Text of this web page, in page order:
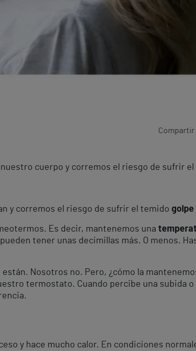
Compartir
cuerpo y corremos el riesgo de sufrir
y corremos el riesgo de sufrir el temido golpe
Es decir, mantenemos una
tener unas decimillas más. O menos.
Nosotros no. Pero, ¿cómo la
termostato. Cuando percibe una subida o
y hace mucho calor. En condiciones